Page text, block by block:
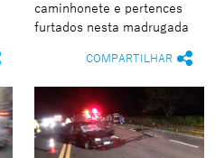
caminhonete e pertences
furtados nesta madrugada
COMPARTILHAR